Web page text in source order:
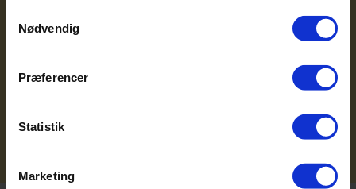
Nødvendig
Præferencer
Statistik
Marketing
Læs om fordele og ulemper ved at oprette de
Enenkelmandsvirksomhed
EtAnpartsselskab ApS